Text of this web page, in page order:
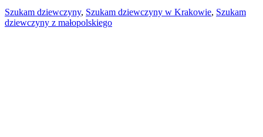
Szukam dziewczyny, Szukam dziewczyny w Krakowie, Szukam
dziewczyny z małopolskiego